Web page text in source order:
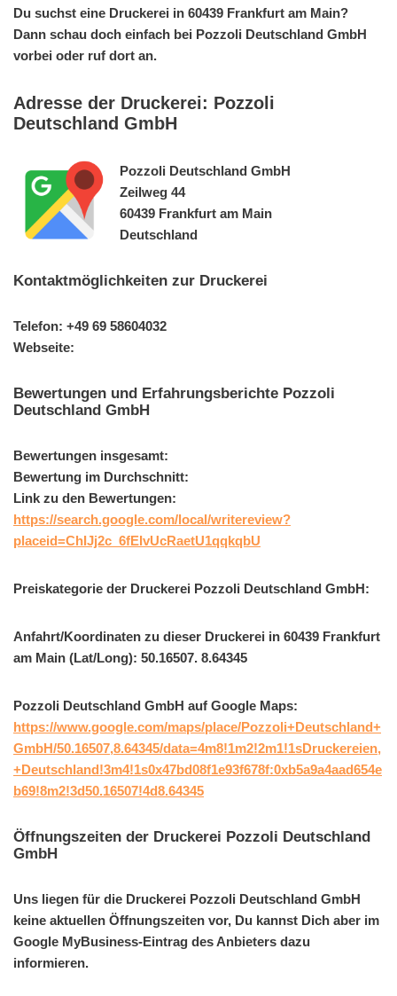
Du suchst eine Druckerei in 60439 Frankfurt am Main?
Dann schau doch einfach bei Pozzoli Deutschland GmbH
vorbei oder ruf dort an.
Adresse der Druckerei: Pozzoli
Deutschland GmbH
Pozzoli Deutschland GmbH
Zeilweg 44
60439 Frankfurt am Main
Deutschland
Kontaktmöglichkeiten zur Druckerei
Telefon: +49 69 58604032
Webseite:
Bewertungen und Erfahrungsberichte Pozzoli
Deutschland GmbH
Bewertungen insgesamt:
Bewertung im Durchschnitt:
Link zu den Bewertungen:
https://search.google.com/local/writereview?
placeid=ChIJj2c_6fEIvUcRaetU1qqkqbU
Preiskategorie der Druckerei Pozzoli Deutschland GmbH:
Anfahrt/Koordinaten zu dieser Druckerei in 60439 Frankfurt
am Main (Lat/Long): 50.16507. 8.64345
Pozzoli Deutschland GmbH auf Google Maps:
https://www.google.com/maps/place/Pozzoli+Deutschland+
GmbH/50.16507,8.64345/data=4m8!1m2!2m1!1sDruckereien,
+Deutschland!3m4!1s0x47bd08f1e93f678f:0xb5a9a4aad654e
b69!8m2!3d50.16507!4d8.64345
Öffnungszeiten der Druckerei Pozzoli Deutschland
GmbH
Uns liegen für die Druckerei Pozzoli Deutschland GmbH
keine aktuellen Öffnungszeiten vor, Du kannst Dich aber im
Google MyBusiness-Eintrag des Anbieters dazu
informieren.